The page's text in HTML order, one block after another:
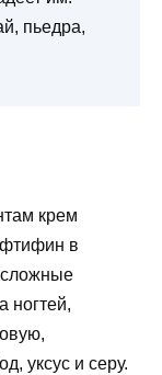
пьедра,
крем
в
сложные
ногтей,
уксус и серу.